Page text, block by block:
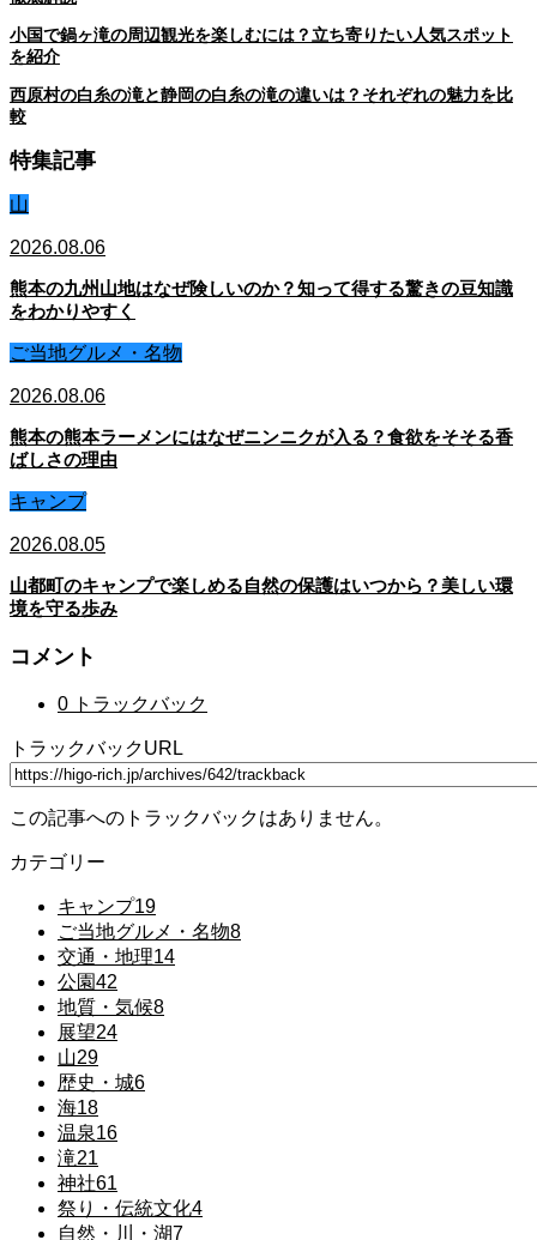
小国で鍋ヶ滝の周辺観光を楽しむには？立ち寄りたい人気スポット
を紹介
西原村の白糸の滝と静岡の白糸の滝の違いは？それぞれの魅力を比
較
特集記事
山
2026.08.06
熊本の九州山地はなぜ険しいのか？知って得する驚きの豆知識
をわかりやすく
ご当地グルメ・名物
2026.08.06
熊本の熊本ラーメンにはなぜニンニクが入る？食欲をそそる香
ばしさの理由
キャンプ
2026.08.05
山都町のキャンプで楽しめる自然の保護はいつから？美しい環
境を守る歩み
コメント
0 トラックバック
トラックバックURL
この記事へのトラックバックはありません。
カテゴリー
キャンプ19
ご当地グルメ・名物8
交通・地理14
公園42
地質・気候8
展望24
山29
歴史・城6
海18
温泉16
滝21
神社61
祭り・伝統文化4
自然・川・湖7